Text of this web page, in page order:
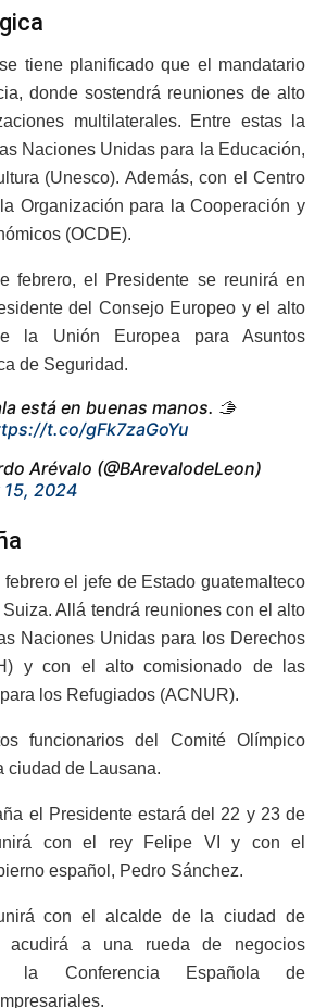
tiene planificado que el mandatario
donde sostendrá reuniones de alto
multilaterales. Entre estas la
Naciones Unidas para la Educación,
(Unesco). Además, con el Centro
Organización para la Cooperación y
(OCDE).
febrero, el Presidente se reunirá en
del Consejo Europeo y el alto
la Unión Europea para Asuntos
de Seguridad.
está en buenas manos. 🫱
t.co/gFk7zaGoYu
Arévalo (@BArevalodeLeon)
15, 2024
el jefe de Estado guatemalteco
Allá tendrá reuniones con el alto
Naciones Unidas para los Derechos
y con el alto comisionado de las
los Refugiados (ACNUR).
funcionarios del Comité Olímpico
ciudad de Lausana.
el Presidente estará del 22 y 23 de
con el rey Felipe VI y con el
español, Pedro Sánchez.
con el alcalde de la ciudad de
acudirá a una rueda de negocios
la Conferencia Española de